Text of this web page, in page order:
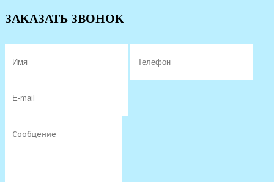
ЗАКАЗАТЬ ЗВОНОК